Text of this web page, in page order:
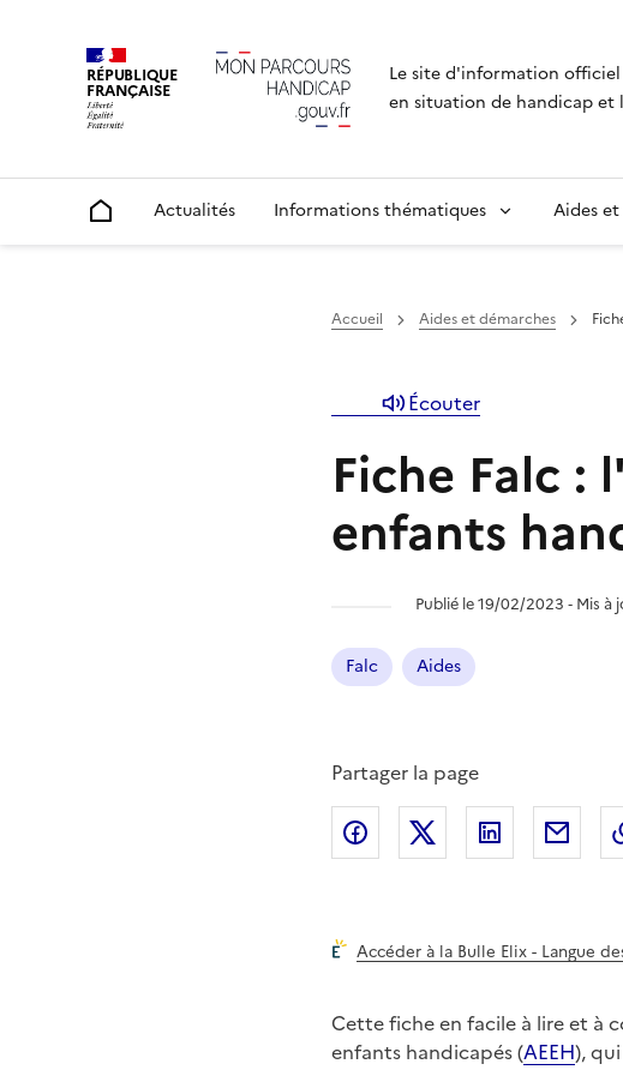
RÉPUBLIQUE
FRANÇAISE
Le site d'information officiel
en situation de handicap et
Accueil Actualités Informations thématiques Aides
Accueil Aides et démarches
Écouter
Fiche Falc :
enfants
Publié le 19/02/2023 ‐ Mis
Falc Aides
Partager la page
Partager l'article sur
Partager l'article
Partager
Accéder à la Bulle Elix - Langue
Cette fiche en facile à lire et à
enfants handicapés (AEEH),